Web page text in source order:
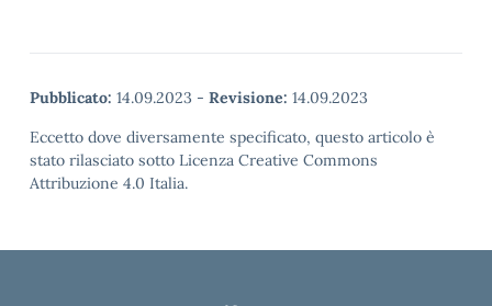
Pubblicato: 14.09.2023 - Revisione: 14.09.2023
Eccetto dove diversamente specificato, questo articolo è
stato rilasciato sotto Licenza Creative Commons
Attribuzione 4.0 Italia.